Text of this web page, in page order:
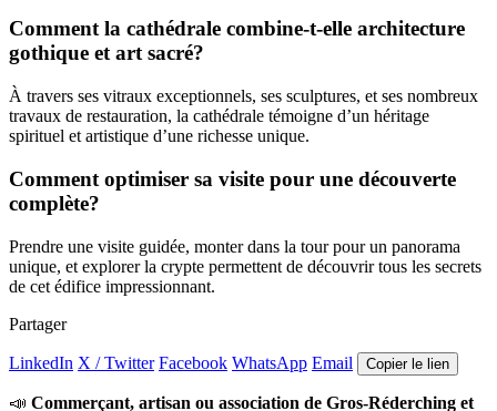
Comment la cathédrale combine-t-elle architecture
gothique et art sacré?
À travers ses vitraux exceptionnels, ses sculptures, et ses nombreux
travaux de restauration, la cathédrale témoigne d’un héritage
spirituel et artistique d’une richesse unique.
Comment optimiser sa visite pour une découverte
complète?
Prendre une visite guidée, monter dans la tour pour un panorama
unique, et explorer la crypte permettent de découvrir tous les secrets
de cet édifice impressionnant.
Partager
LinkedIn X / Twitter Facebook WhatsApp Email Copier le lien
📣 Commerçant, artisan ou association de Gros-Réderching et